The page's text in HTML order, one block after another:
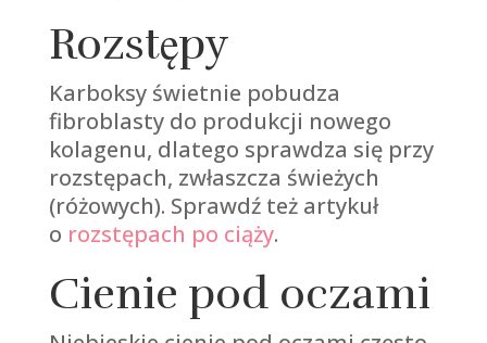
Rozstępy
Karboksy świetnie pobudza
fibroblasty do produkcji nowego
kolagenu, dlatego sprawdza się przy
rozstępach, zwłaszcza świeżych
(różowych). Sprawdź też artykuł
o rozstępach po ciąży.
Cienie pod oczami